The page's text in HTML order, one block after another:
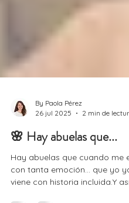
By Paola Pérez
26 jul 2025
🌸 Hay abuelas que...